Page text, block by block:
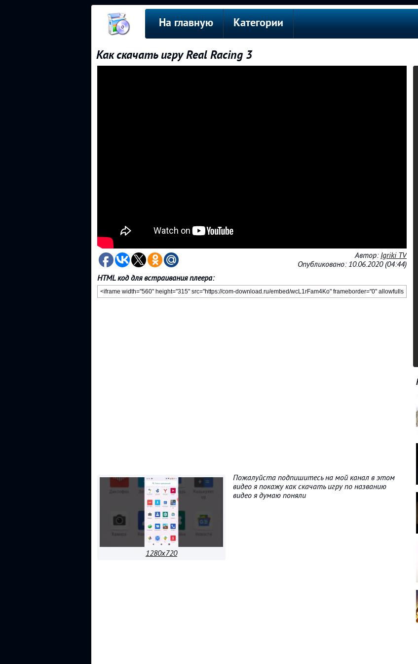
На главную Категории
Как скачать игру Real Racing 3
Автор: Igriki TV
Опубликовано: 10.06.2020 (04:44)
HTML код для встраивания плеера:
1280x720
Пожалуйста подпишитесь на мой канал в этом
видео я покажу как скачать игру по названию
видео я думаю поняли